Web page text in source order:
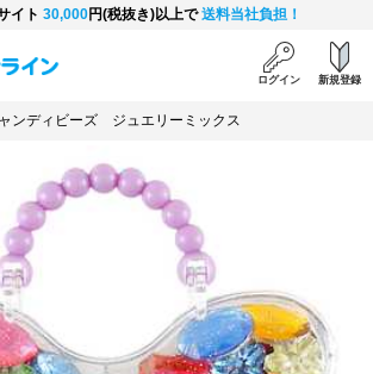
イト 30,000円(税抜き)以上で送料当社負担！
ログイン 新規登録
ンディビーズ ジュエリーミックス